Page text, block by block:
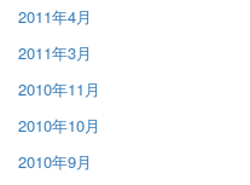
2011年4月
2011年3月
2010年11月
2010年10月
2010年9月